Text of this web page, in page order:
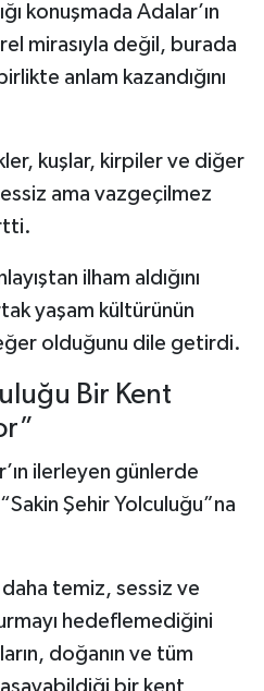
konuşmada Adalar’ın
mirasıyla değil, burada
anlam kazandığını
kuşlar, kirpiler ve diğer
ama vazgeçilmez
ilham aldığını
yaşam kültürünün
olduğunu dile getirdi.
Bir Kent
ilerleyen günlerde
Şehir Yolculuğu”na
daha temiz, sessiz ve
hedeflemediğini
doğanın ve tüm
bir kent